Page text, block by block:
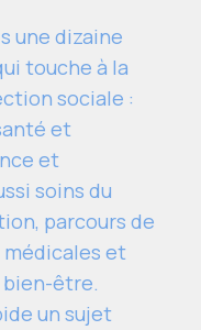
une dizaine
touche à la
sociale :
et
et
soins du
parcours de
et
bien-être.
un sujet